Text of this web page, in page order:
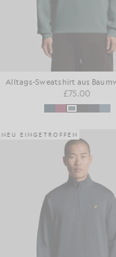
£75.00
NEU EINGETROFFEN